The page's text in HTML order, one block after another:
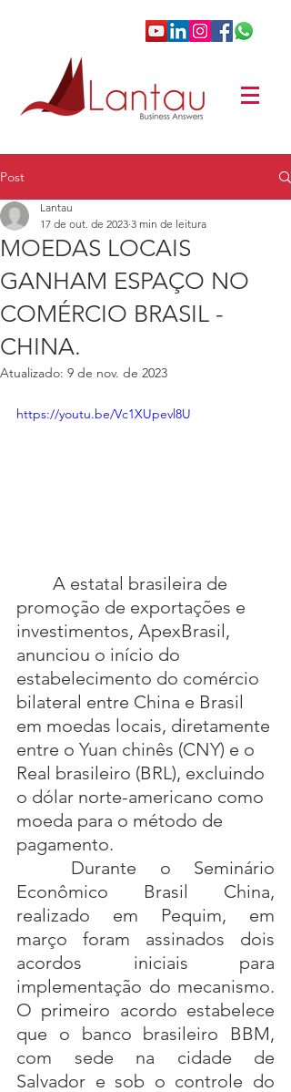
Post
MOEDAS LOCAIS
GANHAM ESPAÇO NO
COMÉRCIO BRASIL -
CHINA.
Lantau
17 de out. de 2023 3 min de leitura
Atualizado: 9 de nov. de 2023
https://youtu.be/Vc1XUpevl8U
A estatal brasileira de
promoção de exportações e
investimentos, ApexBrasil,
anunciou o início do
estabelecimento do comércio
bilateral entre China e Brasil
em moedas locais, diretamente
entre o Yuan chinês (CNY) e o
Real brasileiro (BRL), excluindo
o dólar norte-americano como
moeda para o método de
pagamento.
Durante o Seminário
Econômico Brasil China,
realizado em Pequim, em
março foram assinados dois
acordos iniciais para
implementação do mecanismo.
O primeiro acordo estabelece
que o banco brasileiro BBM,
com sede na cidade de